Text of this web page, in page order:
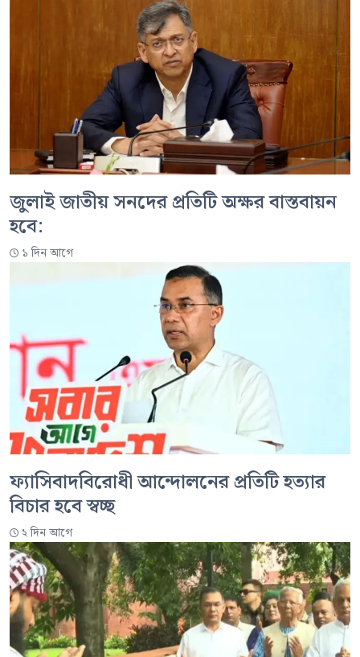
জুলাই জাতীয় সনদের প্রতিটি অক্ষর বাস্তবায়ন
হবে:
১ দিন আগে
ফ্যাসিবাদবিরোধী আন্দোলনের প্রতিটি হত্যার
বিচার হবে স্বচ্ছ
২ দিন আগে